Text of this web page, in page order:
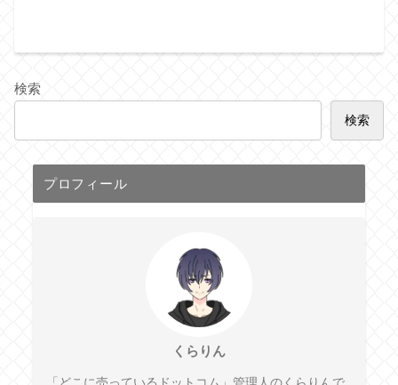
検索
検索
プロフィール
くらりん